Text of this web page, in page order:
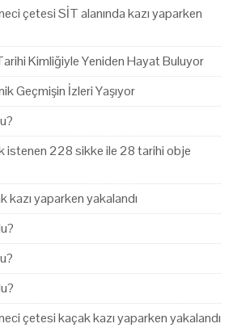
çetesi SİT alanında kazı yaparken
Kimliğiyle Yeniden Hayat Buluyor
Geçmişin İzleri Yaşıyor
istenen 228 sikke ile 28 tarihi obje
yaparken yakalandı
çetesi kaçak kazı yaparken yakalandı